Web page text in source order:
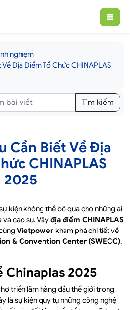
nghiệm
Địa Điểm Tổ Chức CHINAPLAS
Tìm kiếm
Cần Biết Về Địa
CHINAPLAS
2025
kiện không thể bỏ qua cho những ai
và cao su. Vậyđịa điểm CHINAPLAS
Vietpower khám phá chi tiết về
& Convention Center (SWECC),
Chinaplas 2025
triển lãm hàng đầu thế giới trong
là sự kiện quy tụ những công nghệ